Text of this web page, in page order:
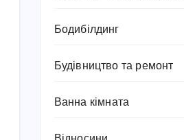
Бодибілдинг
Будівництво та ремонт
Ванна кімната